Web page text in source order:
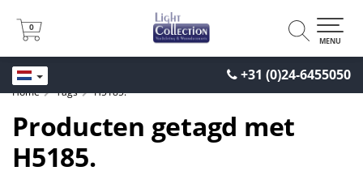
+31 (0)24-6455050
0
0
MENU
Home Tags H5185.
Producten getagd met
H5185.